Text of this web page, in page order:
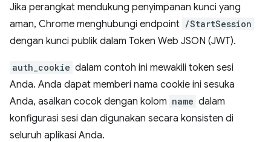
Jika perangkat mendukung penyimpanan kunci yang
aman, Chrome menghubungi endpoint /StartSession
dengan kunci publik dalam Token Web JSON (JWT).
auth_cookie dalam contoh ini mewakili token sesi
Anda. Anda dapat memberi nama cookie ini sesuka
Anda, asalkan cocok dengan kolom name dalam
konfigurasi sesi dan digunakan secara konsisten di
seluruh aplikasi Anda.